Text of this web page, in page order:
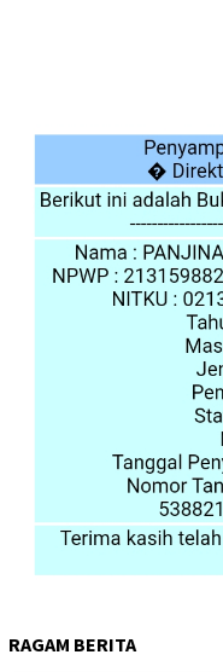
RAGAM BERITA